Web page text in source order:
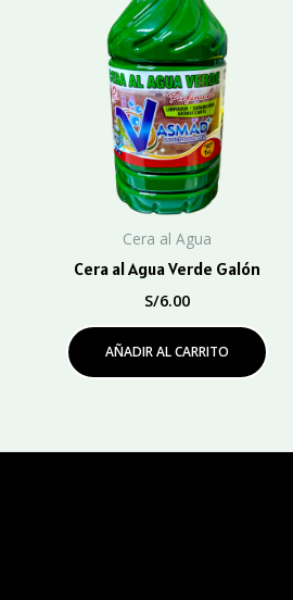
Cera al Agua
Cera al Agua Verde Galón
S/6.00
AÑADIR AL CARRITO